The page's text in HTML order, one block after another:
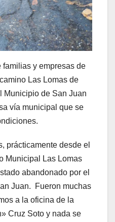
y empresas de
Las Lomas de
Municipio de San Juan
vía municipal que se
prácticamente desde el
Municipal Las Lomas
abandonado por el
Juan. Fueron muchas
a la oficina de la
Cruz Soto y nada se